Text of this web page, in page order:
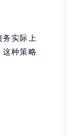
实际上
这种策略